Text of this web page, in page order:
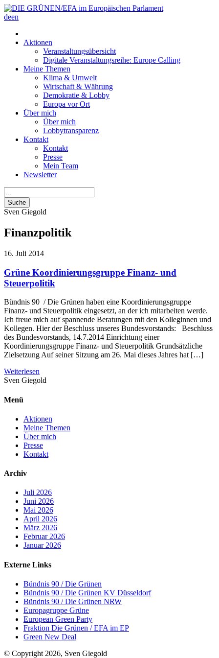
deen
Aktionen
Veranstaltungsübersicht
Digitale Veranstaltungsreihe: Europe Calling
Meine Themen
Klima & Umwelt
Wirtschaft & Währung
Demokratie & Lobby
Europa vor Ort
Über mich
Über mich
Lobbytransparenz
Kontakt
Kontakt
Presse
Mein Team
Newsletter
Suche
Sven Giegold
Finanzpolitik
16. Juli 2014
Grüne Koordinierungsgruppe Finanz- und
Steuerpolitik
Bündnis 90 / Die Grünen haben eine Koordinierungsgruppe
Finanz- und Steuerpolitik eingesetzt, an der ich mitarbeiten werde.
Ich freue mich auf spannende Beratungen mit den Kolleginnen und
Kollegen. Hier der Beschluss unseres Bundesvorstands: Beschluss
des Bundesvorstands, 14.7.2014 Einrichtung einer
Koordinierungsgruppe Finanz- und Steuerpolitik Grundsätzliche
Zielsetzung Auf seiner Sitzung am 26. Mai dieses Jahres hat […]
Weiterlesen
Sven Giegold
Menü
Aktionen
Meine Themen
Über mich
Presse
Kontakt
Archiv
Juli 2026
Juni 2026
Mai 2026
April 2026
März 2026
Februar 2026
Januar 2026
Externe Links
Bündnis 90 / Die Grünen
Bündnis 90 / Die Grünen KV Düsseldorf
Bündnis 90 / Die Grünen NRW
Europagruppe Grüne
European Green Party
Fraktion Die Grünen / EFA im EP
Green New Deal
© Copyright 2026, Sven Giegold